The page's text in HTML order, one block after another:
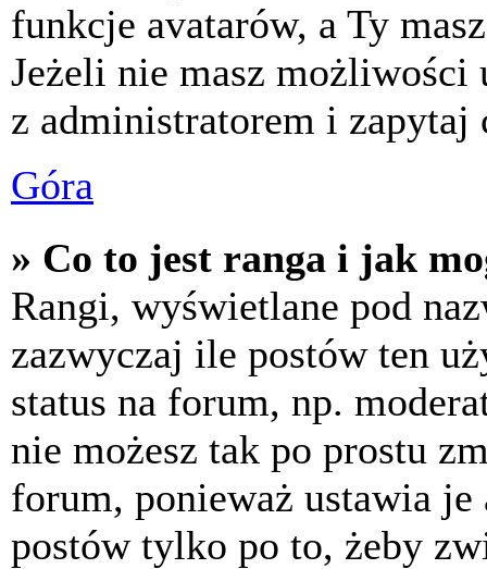
funkcje avatarów, a Ty
Jeżeli nie masz możliwości
z administratorem i zapytaj
Góra
» Co to jest ranga i jak
Rangi, wyświetlane pod
zazwyczaj ile postów ten
status na forum, np.
nie możesz tak po prostu
forum, ponieważ ustawia
postów tylko po to, żeby